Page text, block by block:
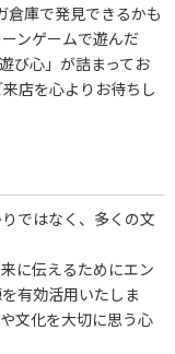
倉庫で発見できるかも
ンゲームで遊んだ
び心」が詰まってお
店を心よりお待ちし
ではなく、多くの文
に伝えるためにエン
有効活用いたしま
文化を大切に思う心